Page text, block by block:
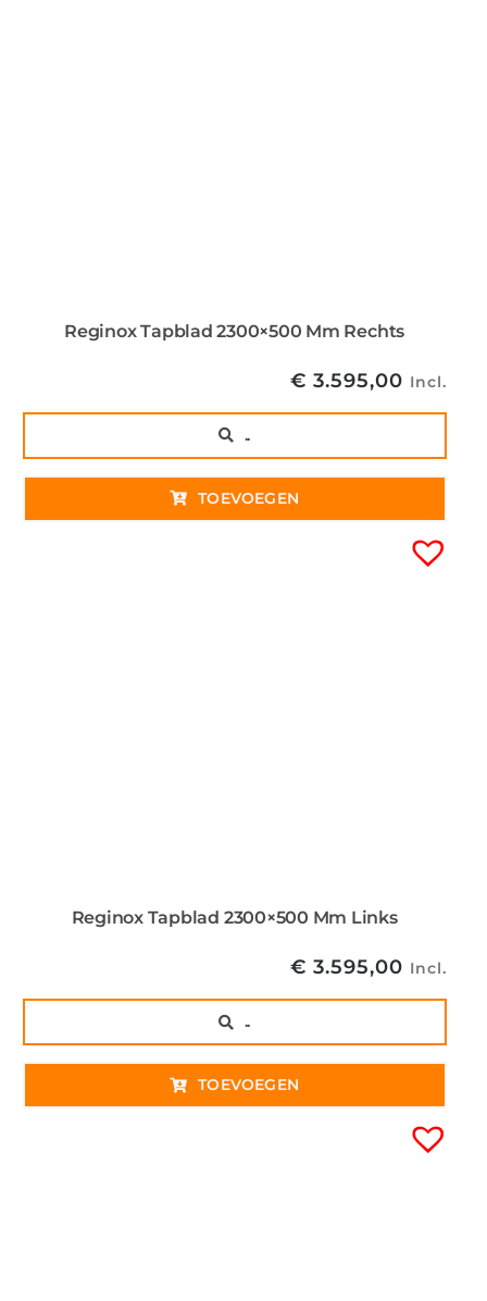
Reginox Tapblad 2300×500 Mm Rechts
€ 3.595,00 Incl.
..
TOEVOEGEN
Reginox Tapblad 2300×500 Mm Links
€ 3.595,00 Incl.
..
TOEVOEGEN